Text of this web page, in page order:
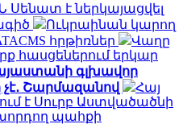
Սենատ է ներկայացվել
Ուկրաինան կարող
հրթիռներ
Վաղը
հասցեներում երկար
գլխավոր
չէ․ Շարմազանով
Հայ
է Սուրբ Աստվածածնի
պահքի